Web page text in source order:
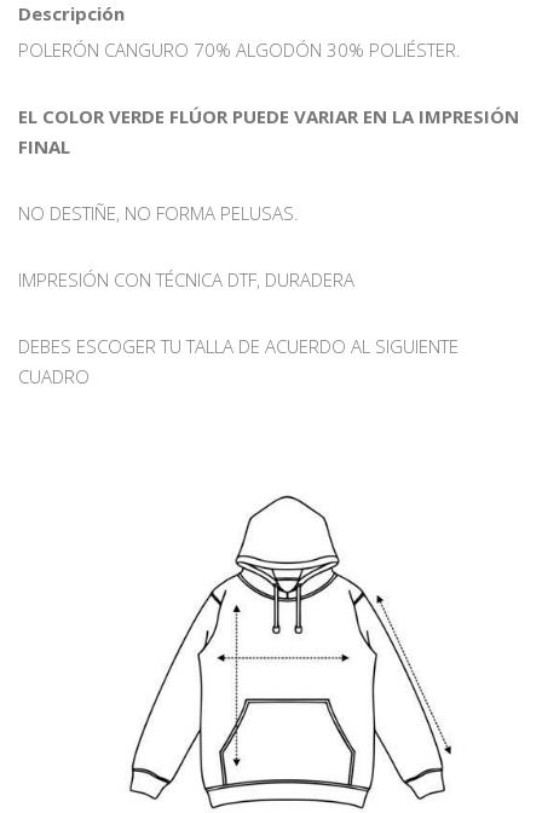
Descripción
POLERÓN CANGURO 70% ALGODÓN 30% POLIÉSTER.
EL COLOR VERDE FLÚOR PUEDE VARIAR EN LA IMPRESIÓN
FINAL
NO DESTIÑE, NO FORMA PELUSAS.
IMPRESIÓN CON TÉCNICA DTF, DURADERA
DEBES ESCOGER TU TALLA DE ACUERDO AL SIGUIENTE
CUADRO